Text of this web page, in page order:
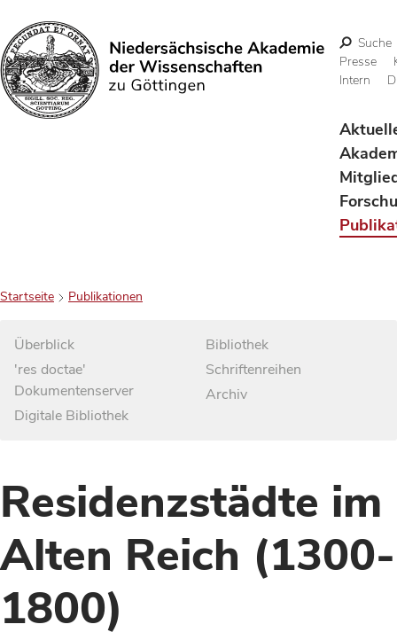
Suchen
Suche
Presse
Intern
Startseite Publikationen
Überblick
'res doctae'
Dokumentenserver
Digitale Bibliothek
Bibliothek
Schriftenreihen
Archiv
Residenzstädte im
Alten Reich (1300-
1800)